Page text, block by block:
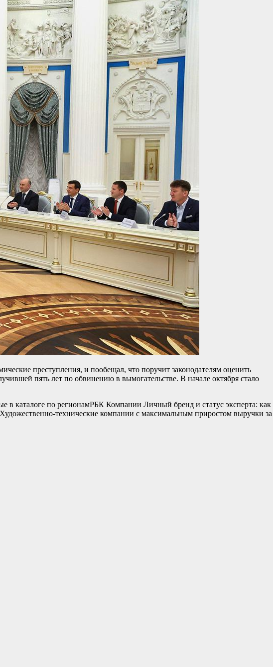
преступления, и пообещал, что поручит законодателям оценить
пять лет по обвинению в вымогательстве. В начале октября стало
в каталоге по регионамРБК Компании Личный бренд и статус эксперта: как
технические компании с максимальным приростом выручки за